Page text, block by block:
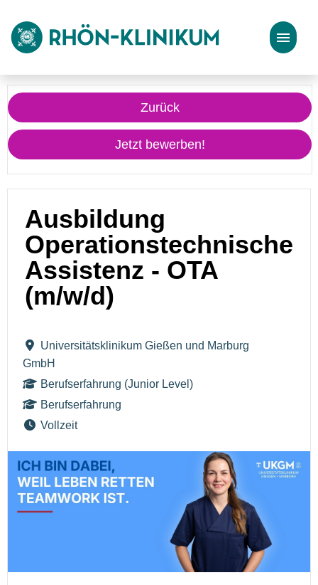
Stellenangebote
Bewerbungstipps
Zurück
Jetzt bewerben!
Ausbildung
Operationstechnische
Assistenz - OTA
(m/w/d)
Universitätsklinikum Gießen und Marburg
GmbH
Berufserfahrung (Junior Level)
Berufserfahrung
Vollzeit